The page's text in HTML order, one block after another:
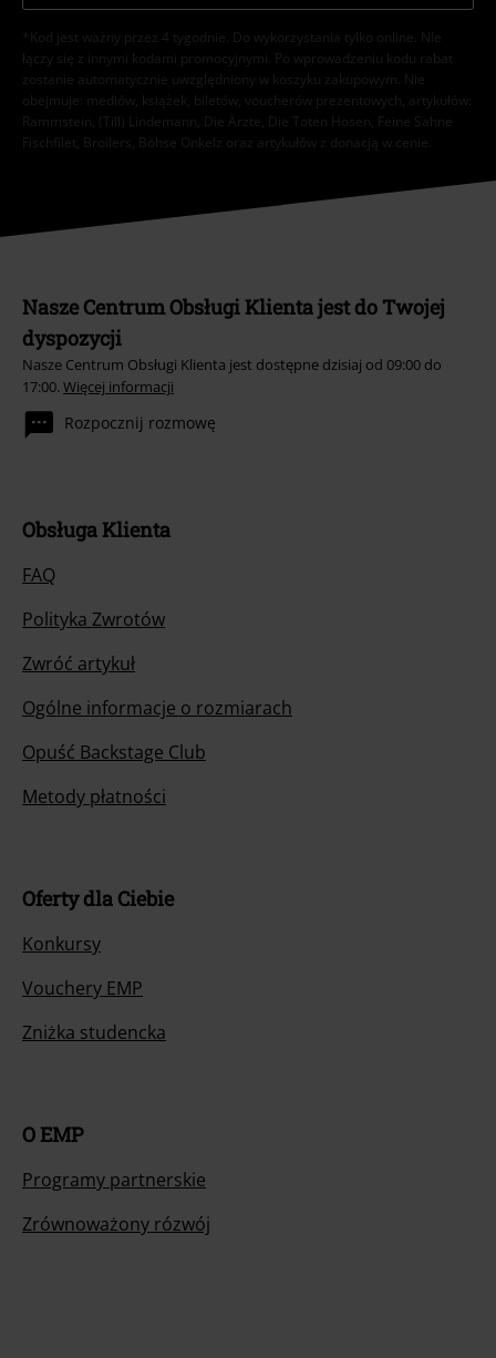
*Kod jest ważny przez 4 tygodnie. Do wykorzystania tylko online. NIe
łączy się z innymi kodami promocyjnymi. Po wprowadzeniu kodu rabat
zostanie automatycznie uwzględniony w koszyku zakupowym. Nie
obejmuje: mediów, książek, biletów, voucherów prezentowych, artykułów:
Rammstein, (Till) Lindemann, Die Ärzte, Die Toten Hosen, Feine Sahne
Fischfilet, Broilers, Böhse Onkelz oraz artykułów z donacją w cenie.
Nasze Centrum Obsługi Klienta jest do Twojej
dyspozycji
Nasze Centrum Obsługi Klienta jest dostępne dzisiaj od 09:00 do
17:00. Więcej informacji
Rozpocznij rozmowę
Obsługa Klienta
FAQ
Polityka Zwrotów
Zwróć artykuł
Ogólne informacje o rozmiarach
Opuść Backstage Club
Metody płatności
Oferty dla Ciebie
Konkursy
Vouchery EMP
Zniżka studencka
O EMP
Programy partnerskie
Zrównoważony rózwój